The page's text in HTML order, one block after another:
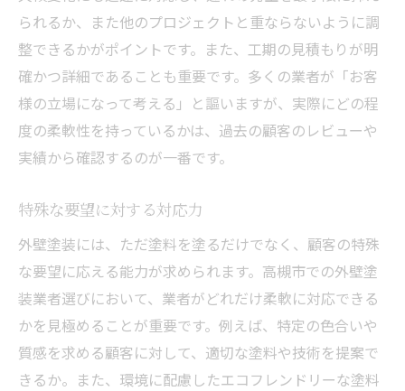
られるか、また他のプロジェクトと重ならないように調
整できるかがポイントです。また、工期の見積もりが明
確かつ詳細であることも重要です。多くの業者が「お客
様の立場になって考える」と謳いますが、実際にどの程
度の柔軟性を持っているかは、過去の顧客のレビューや
実績から確認するのが一番です。
特殊な要望に対する対応力
外壁塗装には、ただ塗料を塗るだけでなく、顧客の特殊
な要望に応える能力が求められます。高槻市での外壁塗
装業者選びにおいて、業者がどれだけ柔軟に対応できる
かを見極めることが重要です。例えば、特定の色合いや
質感を求める顧客に対して、適切な塗料や技術を提案で
きるか。また、環境に配慮したエコフレンドリーな塗料